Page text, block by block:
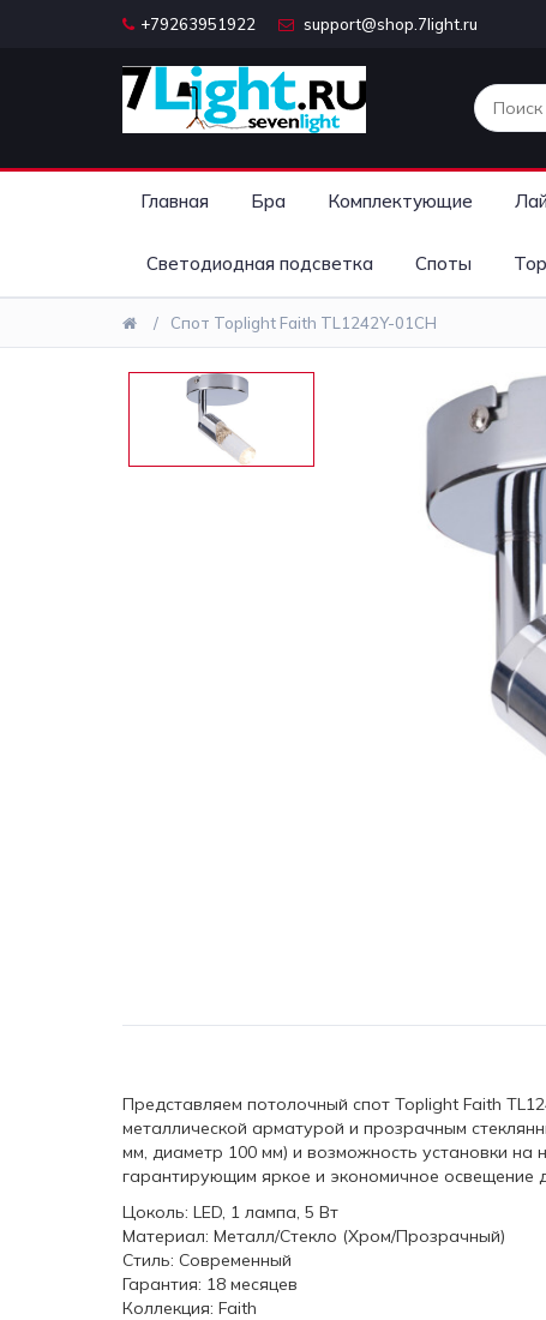
+79263951922 support@shop.7light.ru
Главная Бра Комплектующие
Светодиодная подсветка Споты
Спот Toplight Faith TL1242Y-01CH
Представляем потолочный спот Toplight Faith
металлической арматурой и прозрачным
мм, диаметр 100 мм) и возможность установки на
гарантирующим яркое и экономичное освещение
Цоколь: LED, 1 лампа, 5 Вт
Материал: Металл/Стекло (Хром/Прозрачный)
Стиль: Современный
Гарантия: 18 месяцев
Коллекция: Faith